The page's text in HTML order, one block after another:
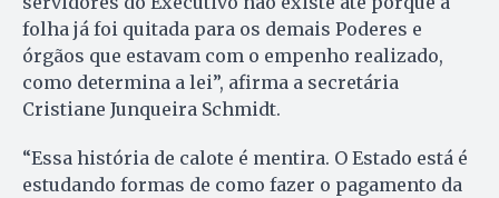
folha já foi quitada para os demais Poderes e
órgãos que estavam com o empenho realizado,
como determina a lei”, afirma a secretária
Cristiane Junqueira Schmidt.
“Essa história de calote é mentira. O Estado está é
estudando formas de como fazer o pagamento da